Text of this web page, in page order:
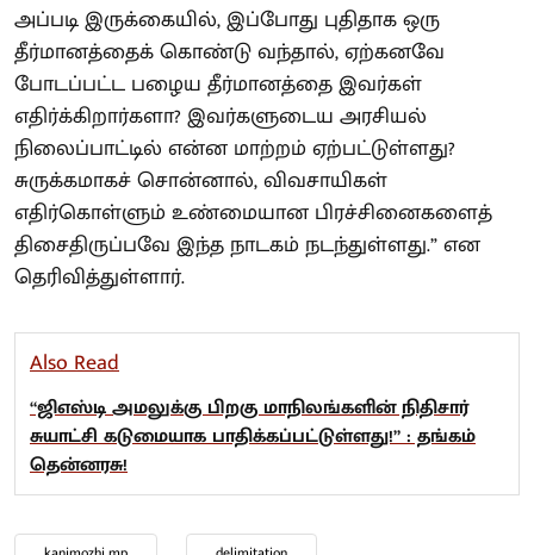
அப்படி இருக்கையில், இப்போது புதிதாக ஒரு
தீர்மானத்தைக் கொண்டு வந்தால், ஏற்கனவே
போடப்பட்ட பழைய தீர்மானத்தை இவர்கள்
எதிர்க்கிறார்களா? இவர்களுடைய அரசியல்
நிலைப்பாட்டில் என்ன மாற்றம் ஏற்பட்டுள்ளது?
சுருக்கமாகச் சொன்னால், விவசாயிகள்
எதிர்கொள்ளும் உண்மையான பிரச்சினைகளைத்
திசைதிருப்பவே இந்த நாடகம் நடந்துள்ளது.” என
தெரிவித்துள்ளார்.
Also Read
“ஜிஎஸ்டி அமலுக்கு பிறகு மாநிலங்களின் நிதிசார்
சுயாட்சி கடுமையாக பாதிக்கப்பட்டுள்ளது!” : தங்கம்
தென்னரசு!